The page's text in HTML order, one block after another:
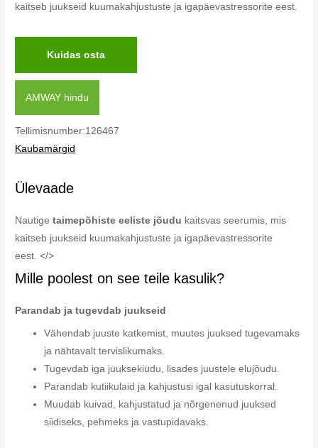
kaitseb juukseid kuumakahjustuste ja igapäevastressorite eest.
Kuidas osta
AMWAY hindu
Tellimisnumber:126467
Kaubamärgid
Ülevaade
Nautigetaimepõhiste eeliste jõudu kaitsvas seerumis, mis
kaitseb juukseid kuumakahjustuste ja igapäevastressorite
eest. </>
Mille poolest on see teile kasulik?
Parandab ja tugevdab juukseid
Vähendab juuste katkemist, muutes juuksed tugevamaks
ja nähtavalt tervislikumaks.
Tugevdab iga juuksekiudu, lisades juustele elujõudu.
Parandab kutiikulaid ja kahjustusi igal kasutuskorral.
Muudab kuivad, kahjustatud ja nõrgenenud juuksed
siidiseks, pehmeks ja vastupidavaks.